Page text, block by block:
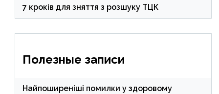
7 кроків для зняття з розшуку ТЦК
Полезные записи
Найпоширеніші помилки у здоровому